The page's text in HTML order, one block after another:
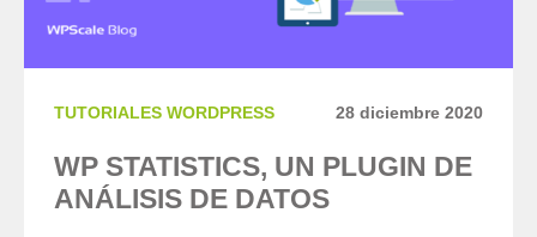
TUTORIALES WORDPRESS 28 diciembre 2020
WP STATISTICS, UN PLUGIN DE
ANÁLISIS DE DATOS